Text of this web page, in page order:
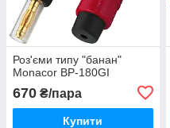
Роз'єми типу "банан"
Monacor BP-180GI
670 ₴/пара
Купити